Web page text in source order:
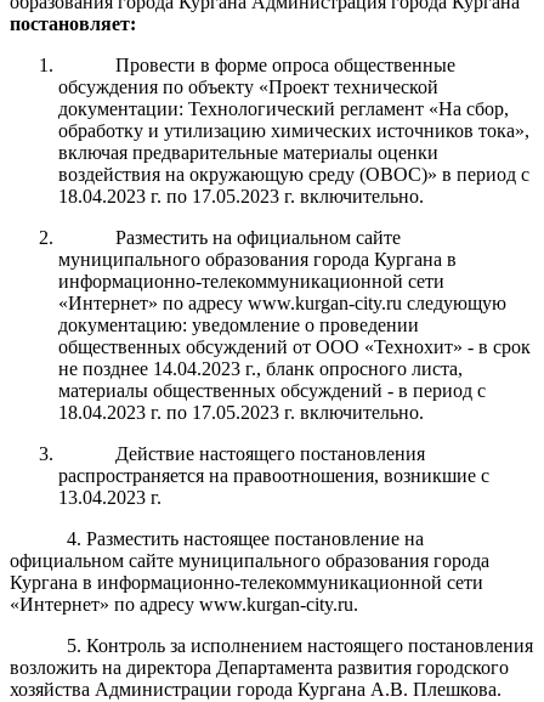
постановляет:
Провести в форме опроса общественные
обсуждения по объекту «Проект технической
документации: Технологический регламент «На сбор,
обработку и утилизацию химических источников тока»,
включая предварительные материалы оценки
воздействия на окружающую среду (ОВОС)» в период с
18.04.2023 г. по 17.05.2023 г. включительно.
Разместить на официальном сайте
муниципального образования города Кургана в
информационно-телекоммуникационной сети
«Интернет» по адресу www.kurgan-city.ru следующую
документацию: уведомление о проведении
общественных обсуждений от ООО «Технохит» - в срок
не позднее 14.04.2023 г., бланк опросного листа,
материалы общественных обсуждений - в период с
18.04.2023 г. по 17.05.2023 г. включительно.
Действие настоящего постановления
распространяется на правоотношения, возникшие с
13.04.2023 г.
4. Разместить настоящее постановление на
официальном сайте муниципального образования города
Кургана в информационно-телекоммуникационной сети
«Интернет» по адресу www.kurgan-city.ru.
5. Контроль за исполнением настоящего постановления
возложить на директора Департамента развития городского
хозяйства Администрации города Кургана А.В. Плешкова.